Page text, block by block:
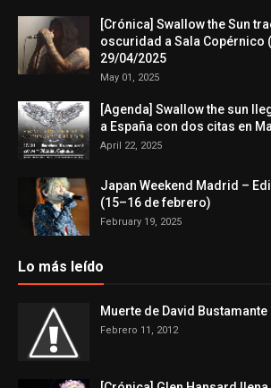
[Crónica] Swallow the Sun
oscuridad a Sala Copérnico
29/04/2025
May 01, 2025
[Agenda] Swallow the sun
a España con dos citas en
April 22, 2025
Japan Weekend Madrid –
(15–16 de febrero)
February 19, 2025
Lo más leído
Muerte de David Bustamante
Febrero 11, 2012